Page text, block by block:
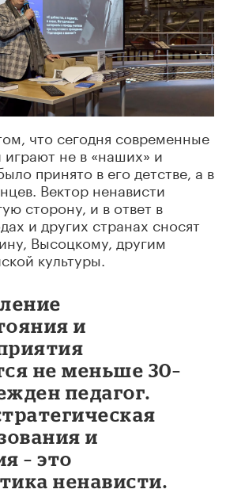
что сегодня современные
играют не в «наших» и
принято в его детстве, а в
Вектор ненависти
сторону, и в ответ в
и других странах сносят
Высоцкому, другим
культуры.
и
не меньше 30–
педагог.
и
– это
ненависти.